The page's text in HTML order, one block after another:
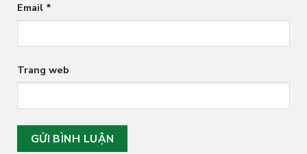
Email *
Trang web